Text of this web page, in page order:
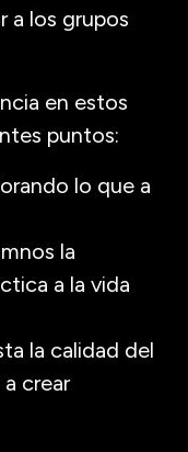
a los grupos
en estos
puntos:
lo que a
la
a la vida
la calidad del
crear